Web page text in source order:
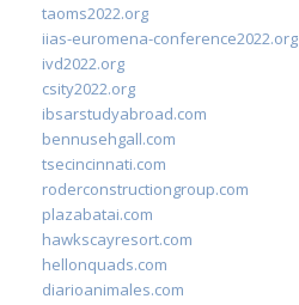
taoms2022.org
iias-euromena-conference2022.org
ivd2022.org
csity2022.org
ibsarstudyabroad.com
bennusehgall.com
tsecincinnati.com
roderconstructiongroup.com
plazabatai.com
hawkscayresort.com
hellonquads.com
diarioanimales.com